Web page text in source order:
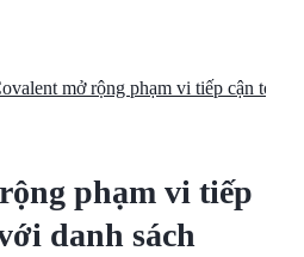
phạm vi tiếp
danh sách